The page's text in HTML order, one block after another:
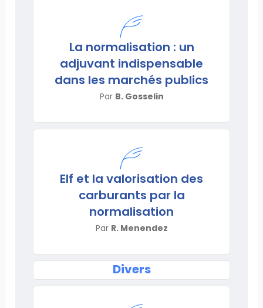
La normalisation : un
adjuvant indispensable
dans les marchés publics
Par B. Gosselin
Elf et la valorisation des
carburants par la
normalisation
Par R. Menendez
Divers